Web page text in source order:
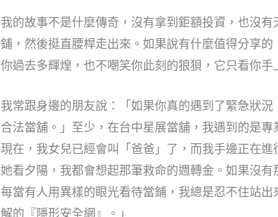
我的故事不是什麼傳奇，沒有拿到鉅額投資，也沒
鋪，然後挺直腰桿走出來。如果說有什麼值得分享的
你過去多輝煌，也不嘲笑你此刻的狼狽，它只看你
我常跟身邊的朋友說：「如果你真的遇到了緊急狀
合法當舖。」至少，在台中星展當舖，我遇到的是
現在，我女兒已經會叫「爸爸」了，而我手邊正在
她看夕陽，我都會想起那筆救命的週轉金。如果沒有
每當有人用異樣的眼光看待當鋪，我總是忍不住站
解的『隱形安全網』。」